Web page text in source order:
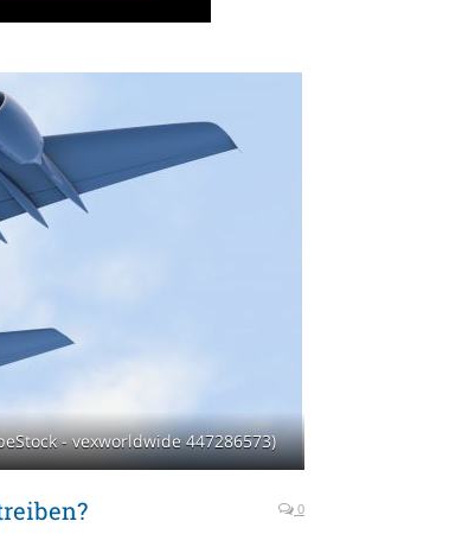
- vexworldwide 447286573)
0